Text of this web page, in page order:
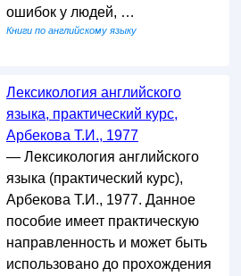
ошибок у людей, …
Книги по английскому языку
Лексикология английского
языка, практический курс,
Арбекова Т.И., 1977
— Лексикология английского
языка (практический курс),
Арбекова Т.И., 1977. Данное
пособие имеет практическую
направленность и может быть
использовано до прохождения